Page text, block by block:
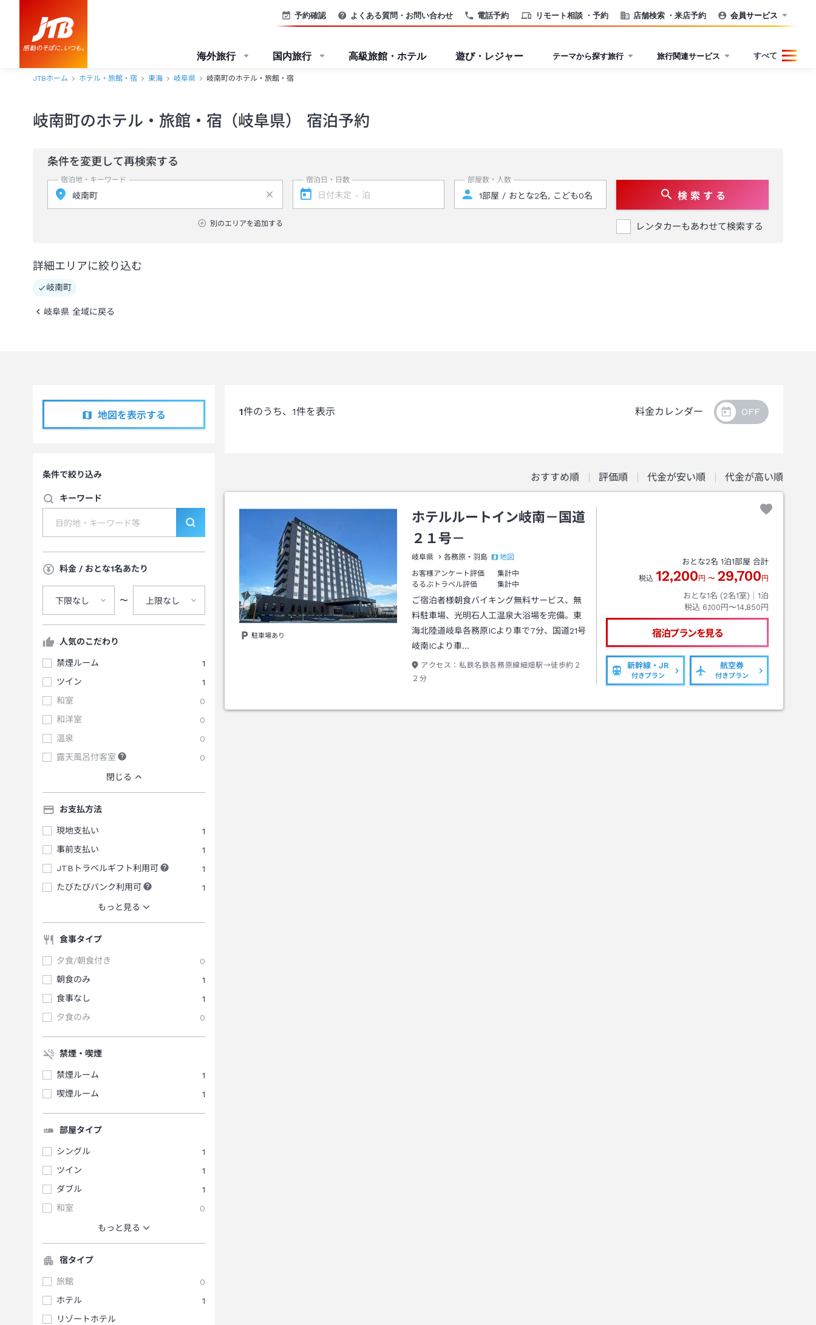
電話予約 リモート相談 ・予約 店舗検索 ・来店予約
予約確認 よくある質問・お問い合わせ 会員サービス
海外旅行 国内旅行 高級旅館・ホテル 遊び・レジャー テーマから探す旅行 旅行関連サービス すべて
JTBホーム ホテル・旅館・宿 東海 岐阜県 岐南町のホテル・旅館・宿
岐南町のホテル・旅館・宿（岐阜県） 宿泊予約
条件を変更して再検索する
宿泊地・キーワード
別のエリアを追加する
宿泊日・日数 部屋数・人数
検 索 す る
レンタカーもあわせて検索する
詳細エリアに絞り込む
岐南町
岐阜県 全域に戻る
地図を表示する
条件で絞り込み
キーワード
料金 / おとな1名あたり
下限なし 〜 上限なし
人気のこだわり
禁煙ルーム
1
ツイン
1
和室
0
和洋室
0
温泉
0
露天風呂付客室
0
閉じる
お支払方法
現地支払い
1
事前支払い
1
JTBトラベルギフト利用可
1
たびたびバンク利用可
1
もっと見る
食事タイプ
夕食/朝食付き
0
朝食のみ
1
食事なし
1
夕食のみ
0
禁煙・喫煙
禁煙ルーム
1
喫煙ルーム
1
部屋タイプ
シングル
1
ツイン
1
ダブル
1
和室
0
もっと見る
宿タイプ
旅館
0
ホテル
1
リゾートホテル
1件のうち、 1件を表示 料金カレンダー
おすすめ順 評価順 代金が安い順 代金が高い順
駐車場あり
ホテルルートイン岐南－国道
２１号－
岐阜県 各務原・羽島
地図
お客様アンケート評価
集計中
るるぶトラベル評価
集計中
ご宿泊者様朝食バイキング無料サービス、無
料駐車場、光明石人工温泉大浴場を完備。東
海北陸道岐阜各務原ICより車で7分、国道21号
岐南ICより車…
アクセス： 私鉄名鉄各務原線細畑駅→徒歩約２
２分
おとな2名 1泊1部屋 合計
税込 12,200 円 〜 29,700 円
おとな1名 (2名1室)｜ 1泊
税込 6,100円〜14,850円
宿泊プランを見る
新幹線・JR
付きプラン
航空券
付きプラン